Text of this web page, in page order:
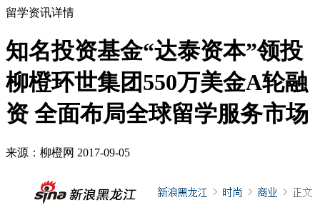
留学资讯详情
知名投资基金“达泰资本”领投
柳橙环世集团550万美金A轮融
资 全面布局全球留学服务市场
来源：柳橙网 2017-09-05